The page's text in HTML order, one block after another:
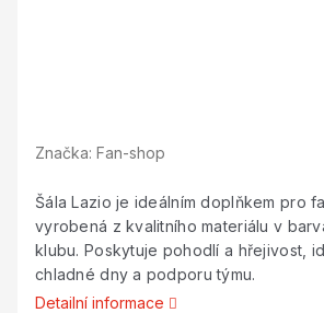
Značka: Fan-shop
Šála Lazio je ideálním doplňkem pro
vyrobená z kvalitního materiálu v
klubu. Poskytuje pohodlí a hřejivost,
chladné dny a podporu týmu.
Detailní informace